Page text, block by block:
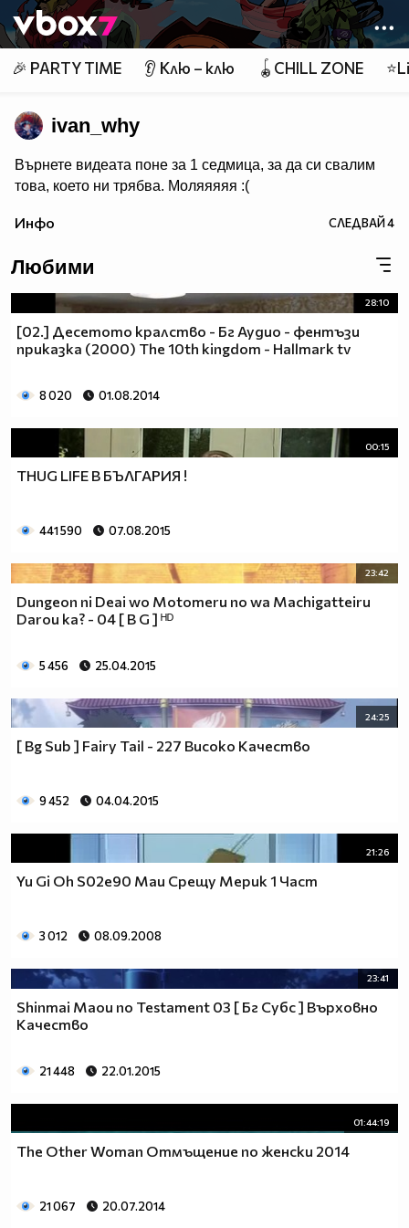
Member of
👾
🎉 PARTY TIME 👂 Клю – клю 🪀CHILL ZONE
ivan_why
Върнете видеата поне за 1 седмица, за да си свалим
това, което ни трябва. Mоляяяяя :(
Инфо СЛЕДВАЙ4
Любими
28:10
[02.] Десетото кралство - Бг Аудио - фентъзи
приказка (2000) The 10th kingdom - Hallmark tv
8 020 01.08.2014
00:15
THUG LIFE В БЪЛГАРИЯ !
441 590 07.08.2015
23:42
Dungeon ni Deai wo Motomeru no wa Machigatteiru
Darou ka? - 04 [ B G ] ᴴᴰ
5 456 25.04.2015
24:25
[ Bg Sub ] Fairy Tail - 227 Високо Качество
9 452 04.04.2015
21:26
Yu Gi Oh S02e90 Маи Срещу Мерик 1 Част
3 012 08.09.2008
23:41
Shinmai Maou no Testament 03 [ Бг Субс ] Върховно
Качество
21 448 22.01.2015
01:44:19
The Other Woman Отмъщение по женски 2014
21 067 20.07.2014